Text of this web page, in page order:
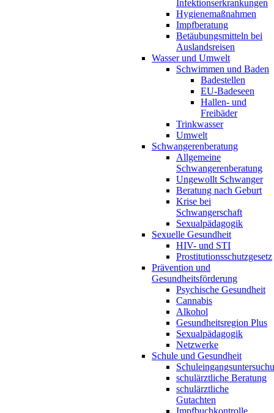
Infektionserkrankungen
Hygienemaßnahmen
Impfberatung
Betäubungsmitteln bei
Auslandsreisen
Wasser und Umwelt
Schwimmen und Baden
Badestellen
EU-Badeseen
Hallen- und
Freibäder
Trinkwasser
Umwelt
Schwangerenberatung
Allgemeine
Schwangerenberatung
Ungewollt Schwanger
Beratung nach Geburt
Krise bei
Schwangerschaft
Sexualpädagogik
Sexuelle Gesundheit
HIV- und STI
Prostitutionsschutzgesetz
Prävention und
Gesundheitsförderung
Psychische Gesundheit
Cannabis
Alkohol
Gesundheitsregion Plus
Sexualpädagogik
Netzwerke
Schule und Gesundheit
schulärztliche Beratung
schulärztliche
Gutachten
Impfbuchkontrolle